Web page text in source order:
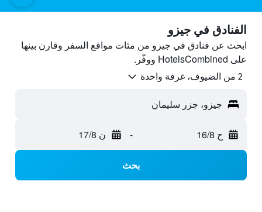
الفنادق في جيزو
ابحث عن فنادق في جيزو من مئات مواقع السفر وقارن بينها
على HotelsCombined ووفّر.
2 من الضيوف، غرفة واحدة
جيزو، جزر سليمان
ح 16/8 - ن 17/8
بحث